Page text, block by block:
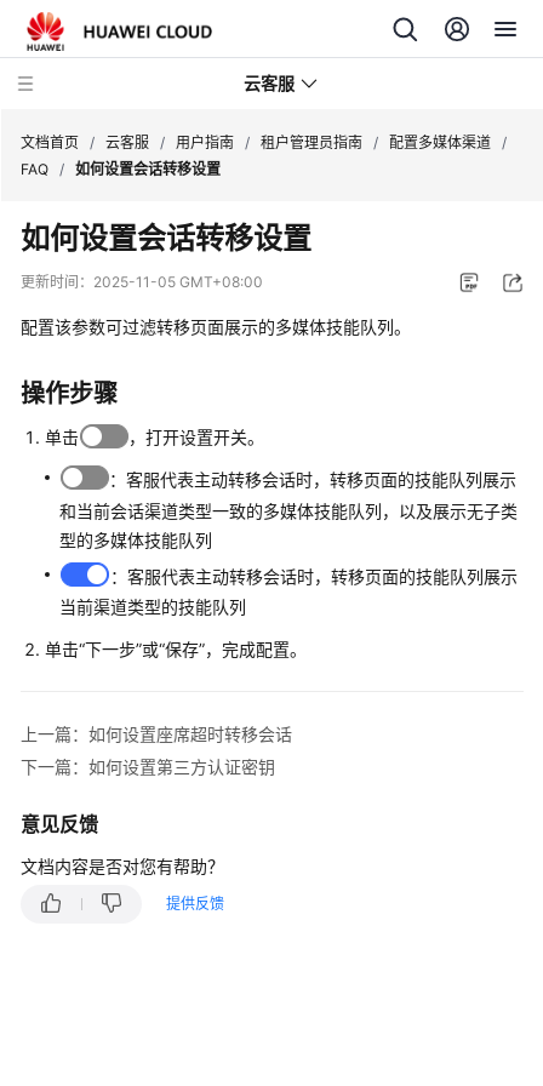
云客服
产
品
介
速
入
门
户
指
南
控
操
作
南
租
户
文档首页 / 云客服 / 用户指南 / 租户管理员指南 / 配置多媒体渠道 /
FAQ / 如何设置会话转移设置
如何设置会话转移设置
更新时间： 2025-11-05 GMT+08:00
配置该参数可过滤转移页面展示的多媒体技能队列。
操作步骤
单击 ，打开设置开关。
：客服代表主动转移会话时，转移页面的技能队列展示
和当前会话渠道类型一致的多媒体技能队列，以及展示无子类
型的多媒体技能队列
：客服代表主动转移会话时，转移页面的技能队列展示
当前渠道类型的技能队列
单击“下一步”或“保存”，完成配置。
上一篇：如何设置座席超时转移会话
下一篇：如何设置第三方认证密钥
意见反馈
文档内容是否对您有帮助？
提供反馈